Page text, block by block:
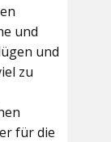
und
und
zu
für die